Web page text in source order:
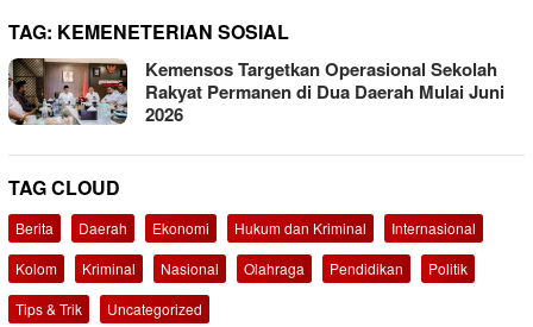
TAG: KEMENETERIAN SOSIAL
Kemensos Targetkan Operasional Sekolah
Rakyat Permanen di Dua Daerah Mulai Juni
2026
TAG CLOUD
Berita Daerah Ekonomi Hukum dan Kriminal
Internasional
Kolom
Kriminal Nasional Olahraga Pendidikan
Politik
Tips & Trik
Uncategorized